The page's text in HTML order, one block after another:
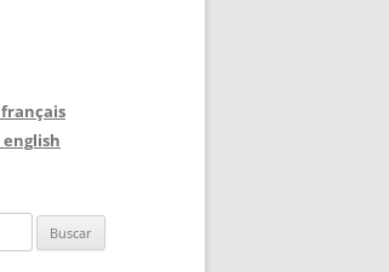
français
english